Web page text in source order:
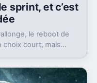
sprint, et c’est
le reboot de
choix court, mais